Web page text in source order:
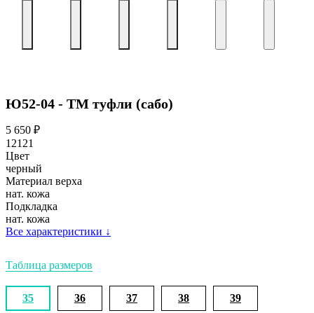
Ю52-04 - ТМ туфли (сабо)
5 650 ₽
12121
Цвет
черный
Материал верха
нат. кожа
Подкладка
нат. кожа
Все характеристики ↓
Таблица размеров
35 36 37 38 39